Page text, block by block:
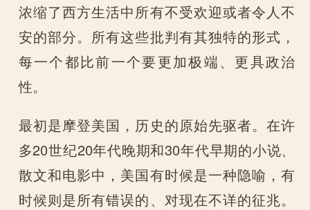
浓缩了西方生活中所有不受欢迎或者令人不
安的部分。所有这些批判有其独特的形式，
每一个都比前一个要更加极端、更具政治
性。
最初是摩登美国，历史的原始先驱者。在许
多20世纪20年代晚期和30年代早期的小说、
散文和电影中，美国有时候是一种隐喻，有
时候则是所有错误的、对现在不详的征兆。